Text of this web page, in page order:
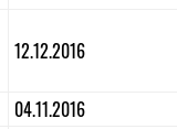
12.12.2016
04.11.2016